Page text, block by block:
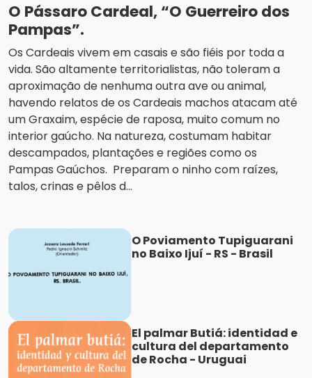
O Pássaro Cardeal, “O Guerreiro dos
Pampas”.
Os Cardeais vivem em casais e são fiéis por toda a
vida. São altamente territorialistas, não toleram a
aproximação de nenhuma outra ave ou animal,
havendo relatos de os Cardeais machos atacam até
um Graxaim, espécie de raposa, muito comum no
interior gaúcho. Na natureza, costumam habitar
descampados, plantações e regiões como os
Pampas Gaúchos. Preparam o ninho com raízes,
talos, crinas e pêlos d...
O Poviamento Tupiguarani
no Baixo Ijuí - RS - Brasil
El palmar Butiá: identidad e
cultura del departamento
de Rocha - Uruguai